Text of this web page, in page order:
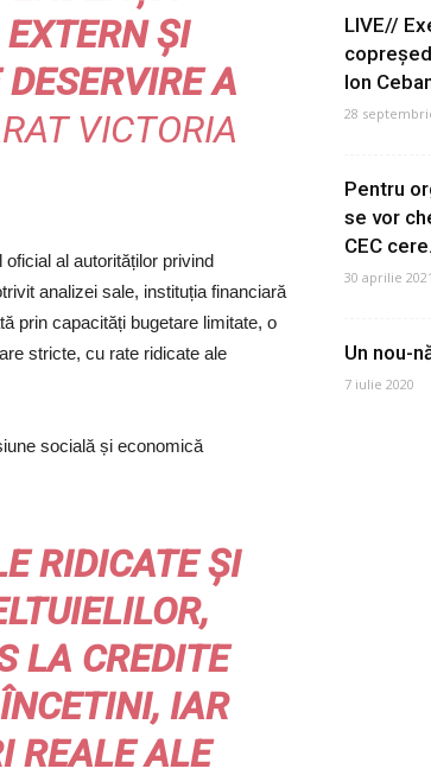
ȘI
A
VICTORIA
al autorităților privind
analizei sale, instituția financiară
prin capacități bugetare limitate, o
stricte, cu rate ridicate ale
socială și economică
RIDICATE ȘI
LA CREDITE
IAR
REALE ALE
LIVE//
Ion
28
Pentru
se vor
CEC
30 aprilie 2021
Un nou-
7 iulie 2020